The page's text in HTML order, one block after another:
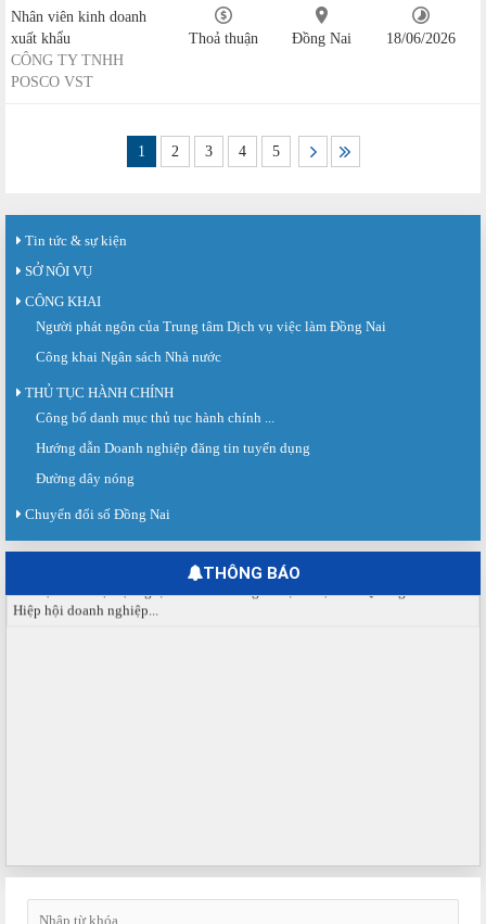
Nhân viên kinh doanh
xuất khẩu
CÔNG TY TNHH
POSCO VST
Thoả thuận Đồng Nai 18/06/2026
1 2 3 4 5
Tin tức & sự kiện
SỞ NỘI VỤ
CÔNG KHAI
Người phát ngôn của Trung tâm Dịch vụ việc làm Đồng Nai
Công khai Ngân sách Nhà nước
THỦ TỤC HÀNH CHÍNH
Công bố danh mục thủ tục hành chính ...
Hướng dẫn Doanh nghiệp đăng tin tuyển dụng
Đường dây nóng
Chuyển đổi số Đồng Nai
THÔNG BÁO
Sàn giao dịch việc làm lần thứ 08 năm 2026: Hơn 4.300 cơ hội...
Sáng ngày 03/8/2026, Trung tâm Dịch vụ việc làm Đồng Nai tổ chức Sàn giao
Hiệp hội doanh nghiệp...